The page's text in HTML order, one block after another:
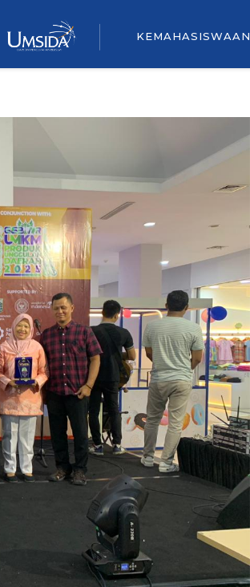
KEMAHASISWAAN